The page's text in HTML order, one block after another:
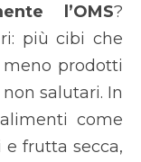
l’OMS?
più cibi che
prodotti
salutari. In
come
frutta secca,